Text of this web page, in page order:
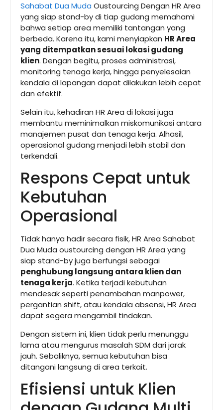
Sahabat Dua Muda Oustourcing Dengan HR Area
yang siap stand-by di tiap gudang memahami
bahwa setiap area memiliki tantangan yang
berbeda. Karena itu, kami menyiapkan HR Area
yang ditempatkan sesuai lokasi gudang
klien. Dengan begitu, proses administrasi,
monitoring tenaga kerja, hingga penyelesaian
kendala di lapangan dapat dilakukan lebih cepat
dan efektif.
Selain itu, kehadiran HR Area di lokasi juga
membantu meminimalkan miskomunikasi antara
manajemen pusat dan tenaga kerja. Alhasil,
operasional gudang menjadi lebih stabil dan
terkendali.
Respons Cepat untuk
Kebutuhan
Operasional
Tidak hanya hadir secara fisik, HR Area Sahabat
Dua Muda oustourcing dengan HR Area yang
siap stand-by juga berfungsi sebagai
penghubung langsung antara klien dan
tenaga kerja. Ketika terjadi kebutuhan
mendesak seperti penambahan manpower,
pergantian shift, atau kendala absensi, HR Area
dapat segera mengambil tindakan.
Dengan sistem ini, klien tidak perlu menunggu
lama atau mengurus masalah SDM dari jarak
jauh. Sebaliknya, semua kebutuhan bisa
ditangani langsung di area terkait.
Efisiensi untuk Klien